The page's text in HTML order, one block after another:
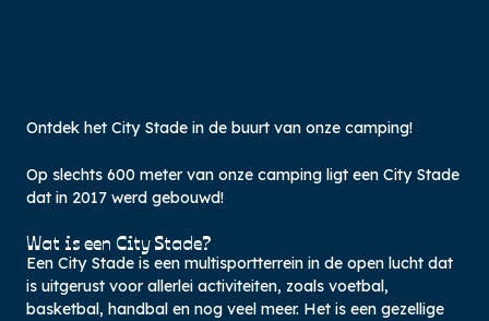
Ontdek het City Stade in de buurt van onze camping!
Op slechts 600 meter van onze camping ligt een City Stade
dat in 2017 werd gebouwd!
Wat is een City Stade?
Een City Stade is een multisportterrein in de open lucht dat
is uitgerust voor allerlei activiteiten, zoals voetbal,
basketbal, handbal en nog veel meer. Het is een gezellige